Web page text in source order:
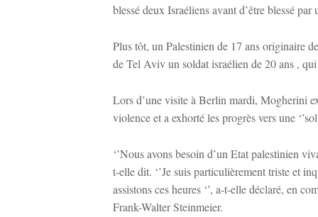
blessé deux Israéliens avant d’être blessé
Plus tôt, un Palestinien de 17 ans originaire
de Tel Aviv un soldat israélien de 20 ans ,
Lors d’une visite à Berlin mardi, Mogherini
violence et a exhorté les progrès vers une
‘’Nous avons besoin d’un Etat palestinien
t-elle dit. ‘’Je suis particulièrement triste et
assistons ces heures ‘’, a-t-elle déclaré, en
Frank-Walter Steinmeier.